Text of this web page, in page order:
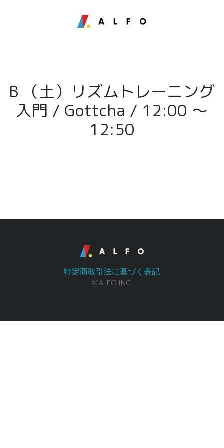
B （土）リズムトレーニング
入門 / Gottcha / 12:00 〜
12:50
特定商取引法に基づく表記
© ALFO INC.